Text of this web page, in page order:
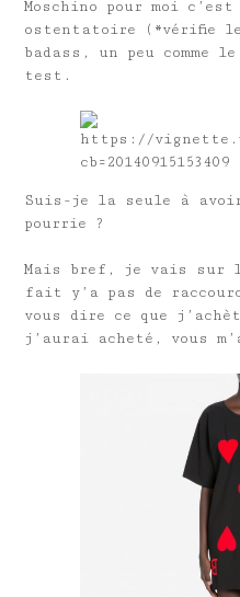
Moschino pour moi
ostentatoire (*vérifie
badass, un peu comme
test.
Suis-je la seule à
pourrie ?
Mais bref, je vais sur
fait y’a pas de
vous dire ce que
j’aurai acheté, vous